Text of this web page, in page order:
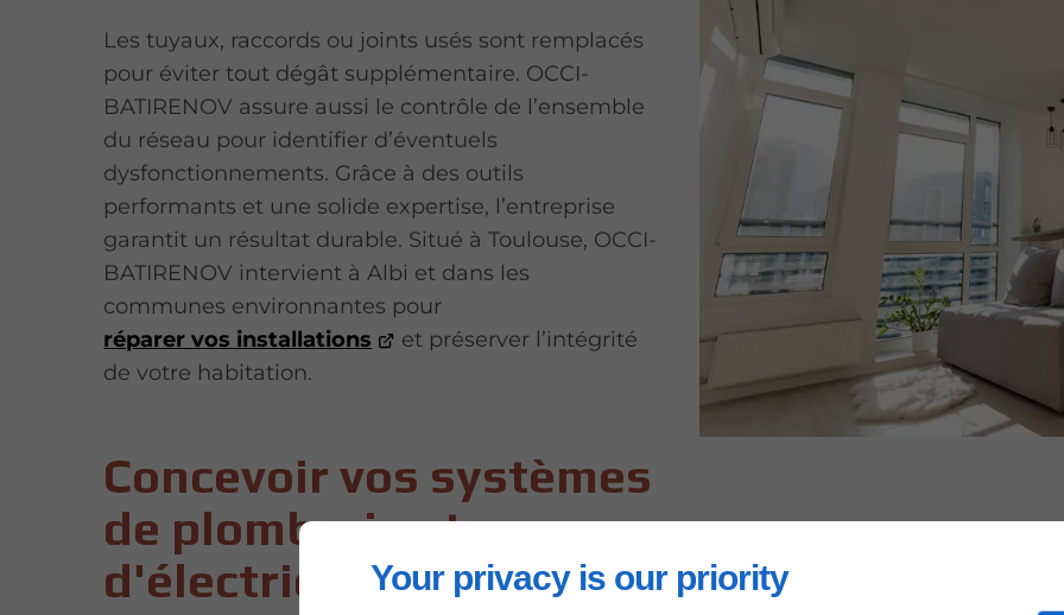
Your privacy is our priority
Les tuyaux, raccords ou joints usés sont remplacés
pour éviter tout dégât supplémentaire. OCCI-
BATIRENOV assure aussi le contrôle de l’ensemble
du réseau pour identifier d’éventuels
dysfonctionnements. Grâce à des outils
performants et une solide expertise, l’entreprise
garantit un résultat durable. Situé à Toulouse, OCCI-
BATIRENOV intervient à Albi et dans les
communes environnantes pour
réparer vos installations
et préserver l’intégrité
de votre habitation.
Concevoir vos systèmes
de plomberie et
d'électricité à Albi